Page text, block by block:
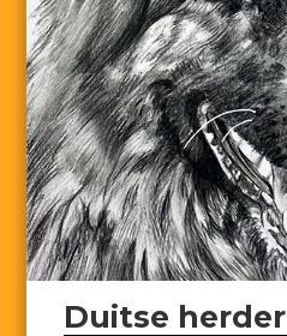
Duitse herder